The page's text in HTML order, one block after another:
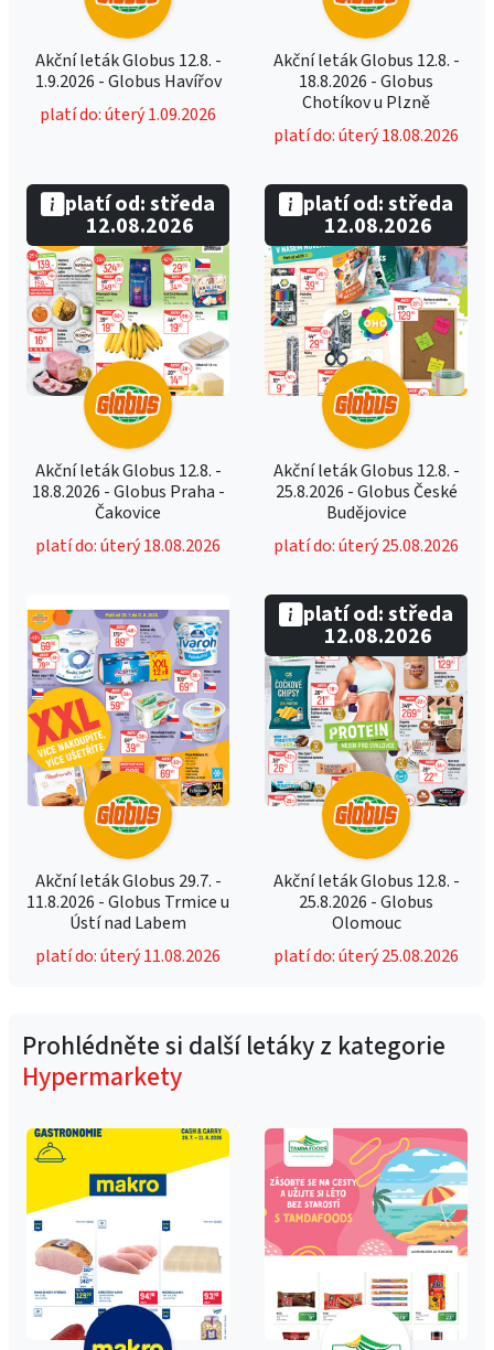
Akční leták Globus 12.8. -
1.9.2026 - Globus Havířov
platí do: úterý 1.09.2026
Akční leták Globus 12.8. -
18.8.2026 - Globus
Chotíkov u Plzně
platí do: úterý 18.08.2026
Akční leták Globus 12.8. -
18.8.2026 - Globus Praha -
Čakovice
platí do: úterý 18.08.2026
platí od: středa
12.08.2026
Akční leták Globus 12.8. -
25.8.2026 - Globus České
Budějovice
platí do: úterý 25.08.2026
platí od: středa
12.08.2026
Akční leták Globus 29.7. -
11.8.2026 - Globus Trmice u
Ústí nad Labem
platí do: úterý 11.08.2026
Akční leták Globus 12.8. -
25.8.2026 - Globus
Olomouc
platí do: úterý 25.08.2026
platí od: středa
12.08.2026
Prohlédněte si další letáky z kategorie
Hypermarkety